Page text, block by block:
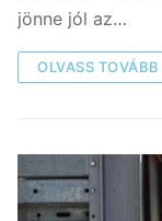
jönne jól az…
OLVASS